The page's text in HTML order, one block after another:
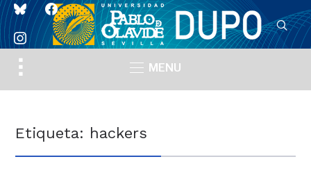
blueskyfacebook
instagram
Toggle
sidebar
MENU
Etiqueta: hackers